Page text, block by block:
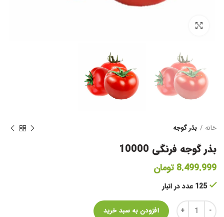
خانه بذر گوجه
بذر گوجه فرنگی 10000
8.499.999 تومان
125 عدد در انبار
تعداد
افزودن به سبد خرید